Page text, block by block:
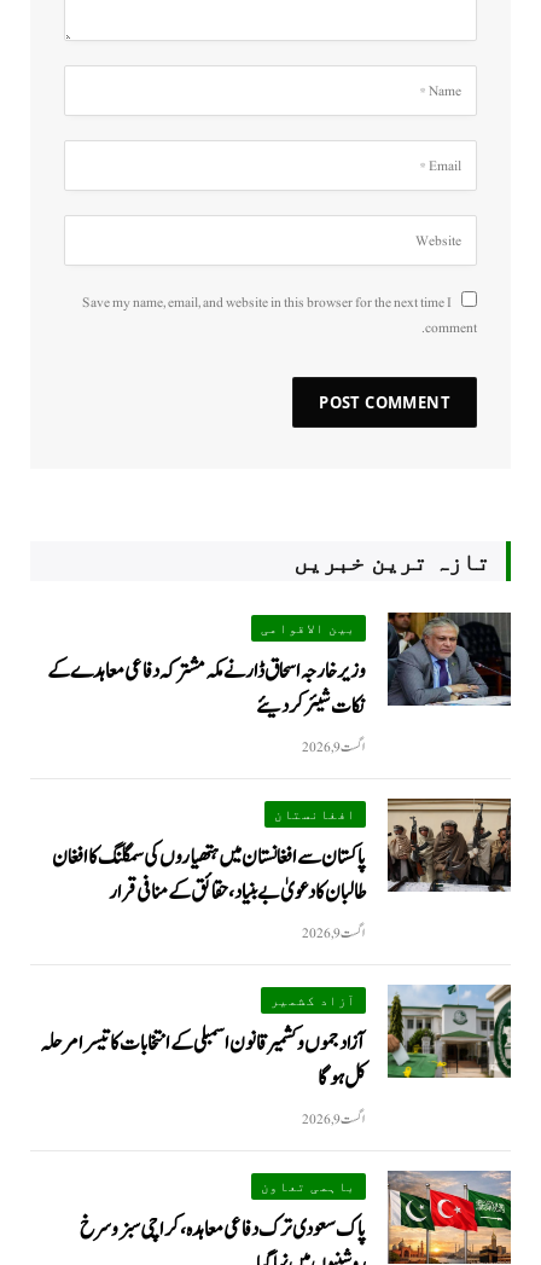
Save my name, email, and website in this browser for the next time I
comment.
تازہ ترین خبریں
بین الاقوامی
وزیر خارجہ اسحاق ڈار نے مکہ مشترکہ دفاعی معاہدے کے
نکات شیئر کردیئے
اگست 9, 2026
افغانستان
پاکستان سے افغانستان میں ہتھیاروں کی سمگلنگ کا افغان
طالبان کا دعویٰ بے بنیاد، حقائق کے منافی قرار
اگست 9, 2026
آزاد کشمیر
آزاد جموں و کشمیر قانون اسمبلی کے انتخابات کا تیسرا مرحلہ
کل ہوگا
اگست 9, 2026
باہمی تعاون
پاک سعودی ترک دفاعی معاہدہ، کراچی سبز و سرخ